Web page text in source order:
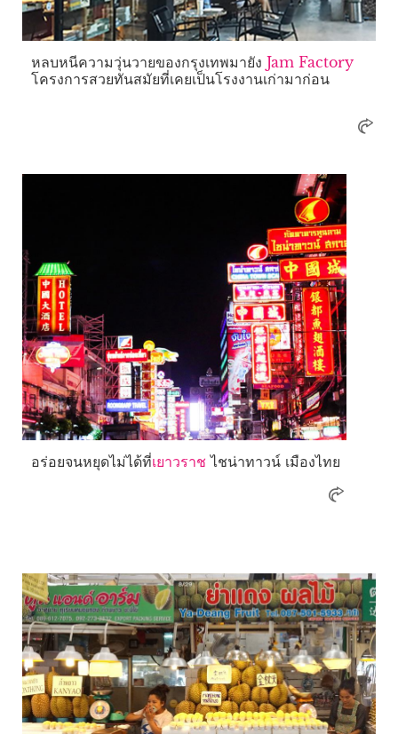
หลบหนีความวุ่นวายของกรุงเทพมายัง Jam Factory
โครงการสวยทันสมัยที่เคยเป็นโรงงานเก่ามาก่อน
อร่อยจนหยุดไม่ได้ที่เยาวราช ไชน่าทาวน์ เมืองไทย